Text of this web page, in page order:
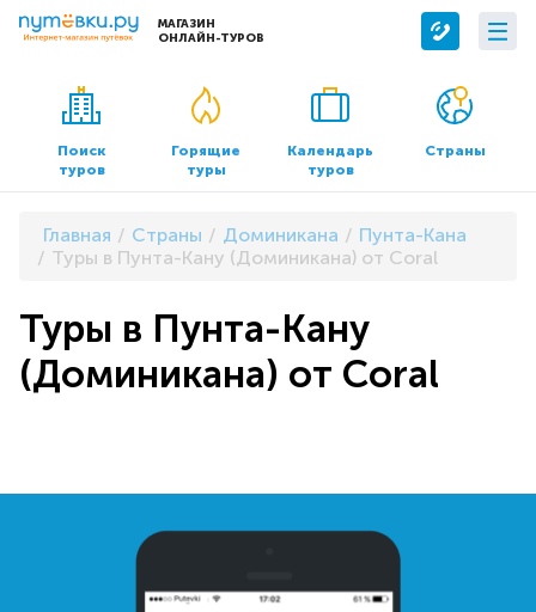
МАГАЗИН
ОНЛАЙН-ТУРОВ
Сервисы
Бронирование отелей
Трансфер
О компании
О нас
Контакты
Документы и реквизиты
Поиск
туров
Горящие
туры
Календарь
туров
Страны
Главная Страны Доминикана
Пунта-Кана
Туры в Пунта-Кану (Доминикана) от Coral
Туры в Пунта-Кану
(Доминикана) от Coral